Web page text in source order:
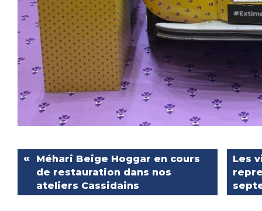
Méhari Beige Hoggar en cours
de restauration dans nos
ateliers Cassidains
Les